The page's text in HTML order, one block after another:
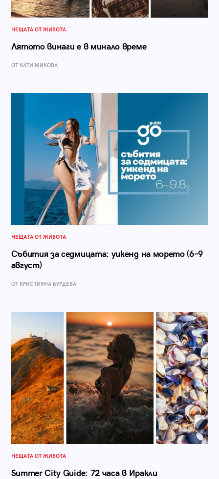
НЕЩАТА ОТ ЖИВОТА
Лятото винаги е в минало време
ОТ КАТИ МИКОВА
НЕЩАТА ОТ ЖИВОТА
Събития за седмицата: уикенд на морето (6–9
август)
ОТ КРИСТИЯНА БУРДЕВА
НЕЩАТА ОТ ЖИВОТА
Summer City Guide: 72 часа в Иракли